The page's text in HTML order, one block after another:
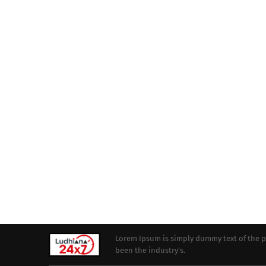
Lorem Ipsum is simply dummy text of the
been the industry's.